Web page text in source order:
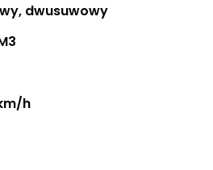
dwusuwowy
h